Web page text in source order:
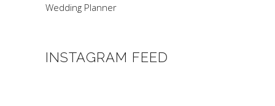
Wedding Planner
INSTAGRAM FEED